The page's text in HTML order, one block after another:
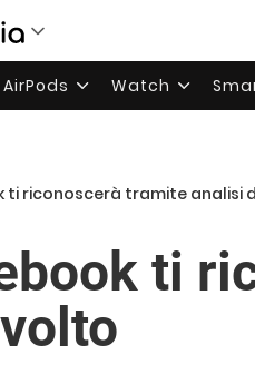
AirPods Watch
ti riconoscerà tramite analisi
ti